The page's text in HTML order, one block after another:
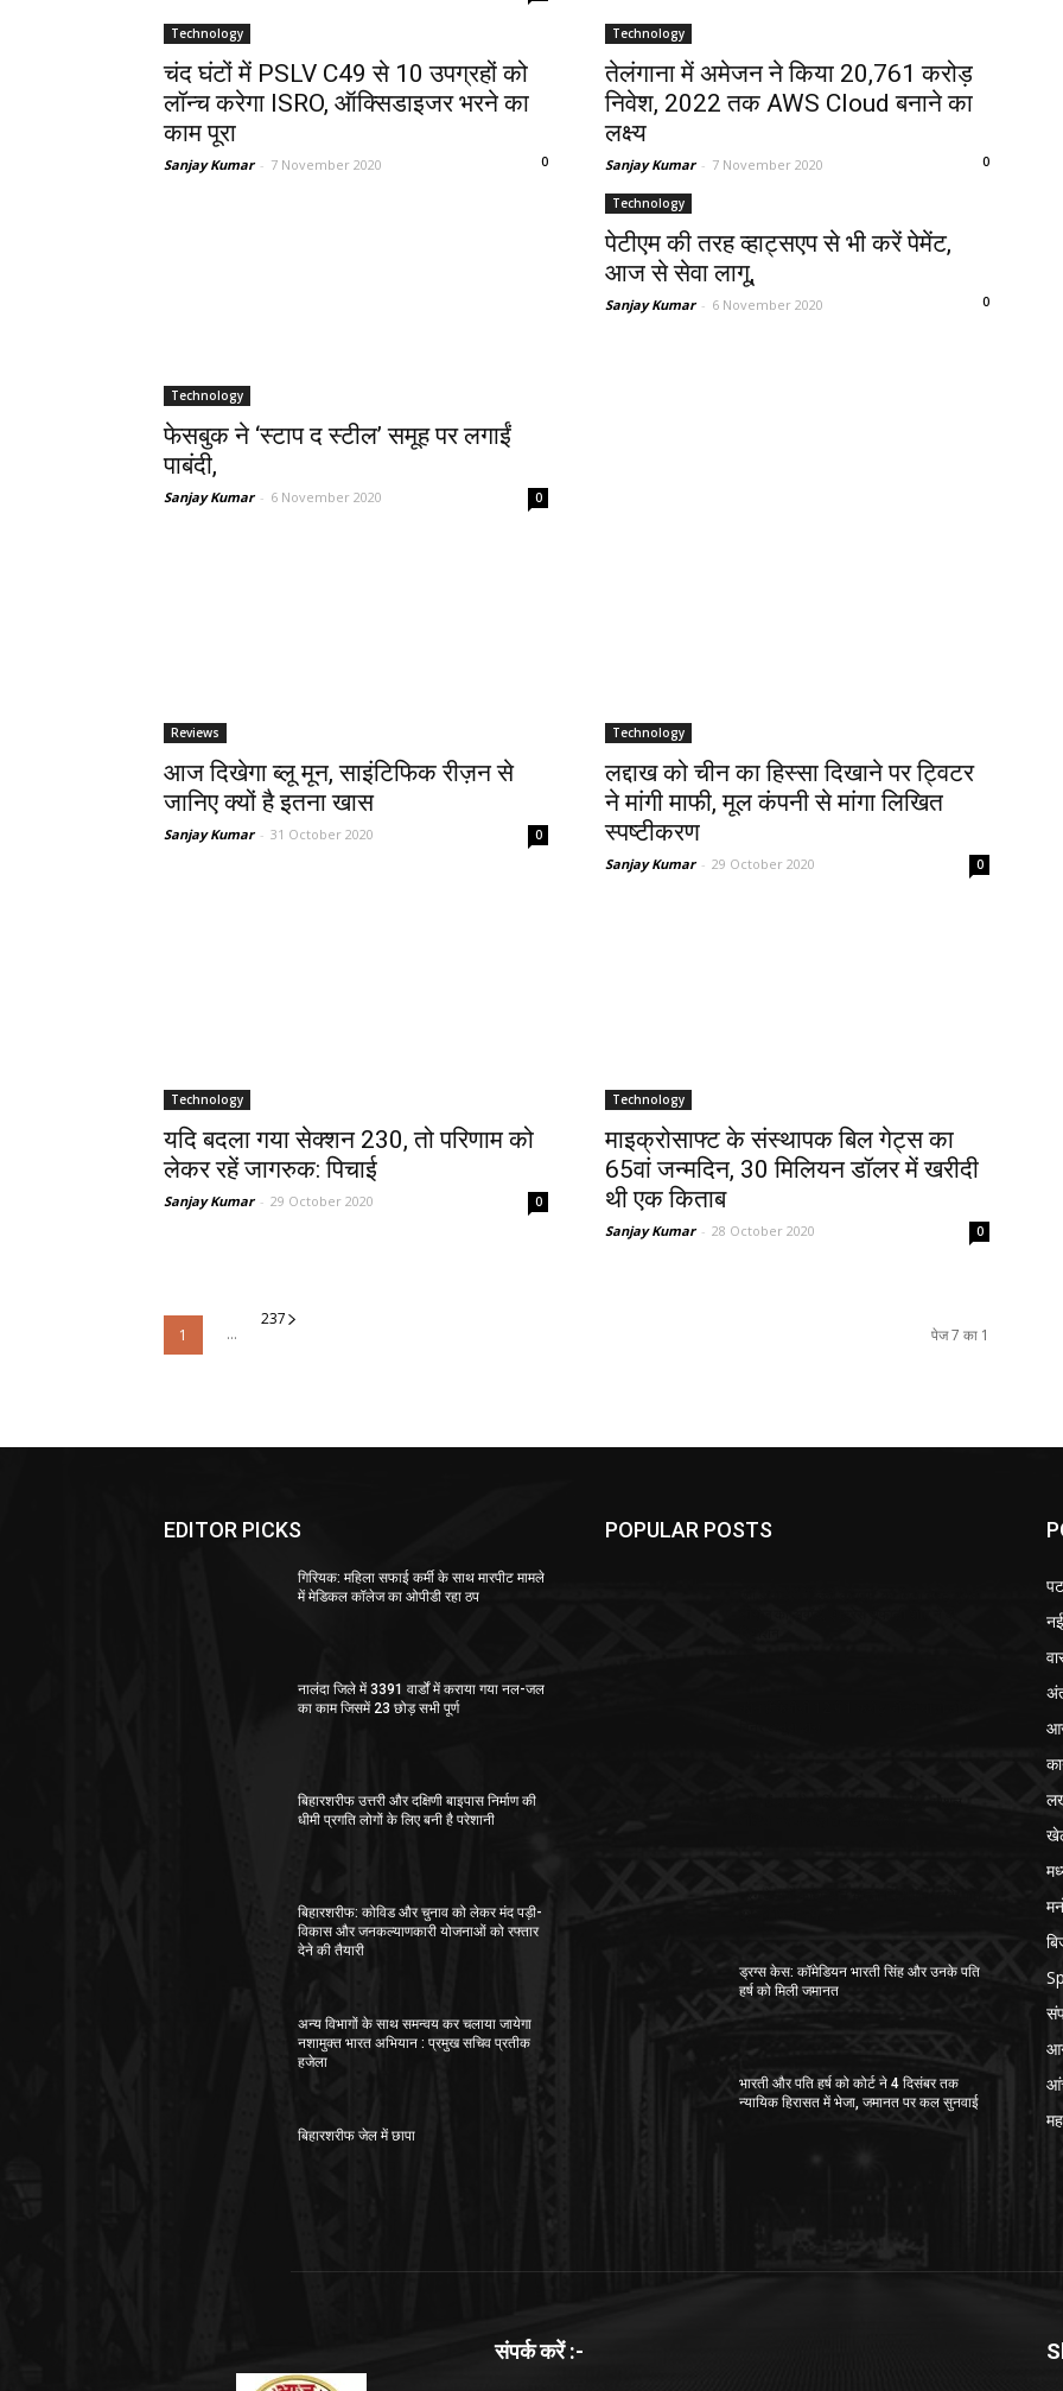
Technology
चंद घंटों में PSLV C49 से 10 उपग्रहों को
लॉन्च करेगा ISRO, ऑक्सिडाइजर भरने का
काम पूरा
Sanjay Kumar - 7 November 2020 0
Technology
तेलंगाना में अमेजन ने किया 20,761 करोड़
निवेश, 2022 तक AWS Cloud बनाने का
लक्ष्य
Sanjay Kumar - 7 November 2020 0
Technology
फेसबुक ने ‘स्टाप द स्टील’ समूह पर लगाईं
पाबंदी,
Sanjay Kumar - 6 November 2020 0
Technology
पेटीएम की तरह व्हाट्सएप से भी करें पेमेंट,
आज से सेवा लागू,
Sanjay Kumar - 6 November 2020 0
Reviews
आज दिखेगा ब्‍लू मून, साइंटिफिक रीज़न से
जानिए क्‍यों है इतना खास
Sanjay Kumar - 31 October 2020 0
Technology
लद्दाख को चीन का हिस्सा दिखाने पर ट्विटर
ने मांगी माफी, मूल कंपनी से मांगा लिखित
स्पष्टीकरण
Sanjay Kumar - 29 October 2020 0
Technology
यदि बदला गया सेक्शन 230, तो परिणाम को
लेकर रहें जागरुक: पिचाई
Sanjay Kumar - 29 October 2020 0
Technology
माइक्रोसाफ्ट के संस्थापक बिल गेट्स का
65वां जन्मदिन, 30 मिलियन डॉलर में खरीदी
थी एक किताब
Sanjay Kumar - 28 October 2020 0
1
23
...
7
पेज 7 का 1
EDITOR PICKS
गिरियक: महिला सफाई कर्मी के साथ मारपीट मामले
में मेडिकल कॉलेज का ओपीडी रहा ठप
नालंदा जिले में 3391 वार्डों में कराया गया नल-जल
का काम जिसमें 23 छोड़ सभी पूर्ण
बिहारशरीफ उत्तरी और दक्षिणी बाइपास निर्माण की
धीमी प्रगति लोगों के लिए बनी है परेशानी
बिहारशरीफ: कोविड और चुनाव को लेकर मंद पड़ी-
विकास और जनकल्याणकारी योजनाओं को रफ्तार
देने की तैयारी
अन्य विभागों के साथ समन्वय कर चलाया जायेगा
नशामुक्त भारत अभियान : प्रमुख सचिव प्रतीक
हजेला
बिहारशरीफ जेल में छापा
POPULAR POSTS
ड्रग्स केस: कॉमेडियन भारती सिंह और उनके पति
हर्ष को मिली जमानत
भारती और पति हर्ष को कोर्ट ने 4 दिसंबर तक
न्यायिक हिरासत में भेजा, जमानत पर कल सुनवाई
संपर्क करें :-